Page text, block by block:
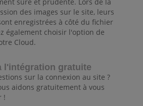
des images sur le site, leurs
enregistrées à côté du fichier
également choisir l'option de
Cloud.
l'intégration gratuite
sur la connexion au site ?
aidons gratuitement à vous
!